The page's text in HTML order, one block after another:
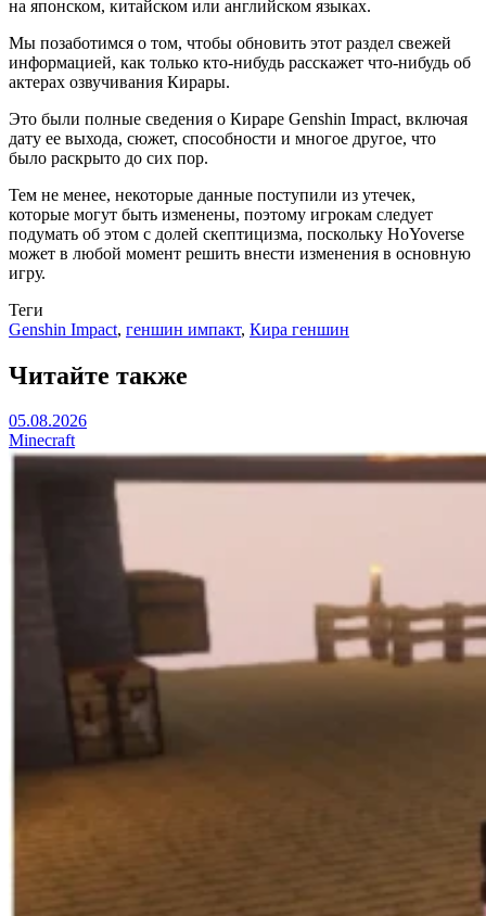
на японском, китайском или английском языках.
Мы позаботимся о том, чтобы обновить этот раздел свежей
информацией, как только кто-нибудь расскажет что-нибудь об
актерах озвучивания Кирары.
Это были полные сведения о Кираре Genshin Impact, включая
дату ее выхода, сюжет, способности и многое другое, что
было раскрыто до сих пор.
Тем не менее, некоторые данные поступили из утечек,
которые могут быть изменены, поэтому игрокам следует
подумать об этом с долей скептицизма, поскольку HoYoverse
может в любой момент решить внести изменения в основную
игру.
Теги
Genshin Impact, геншин импакт, Кира геншин
Читайте также
05.08.2026
Minecraft